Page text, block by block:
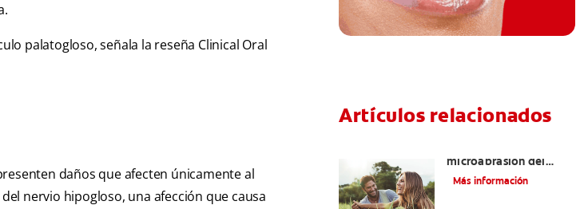
palatogloso, señala la reseña Clinical Oral
daños que afecten únicamente al
nervio hipogloso, una afección que causa
Artículos relacionados
microabrasión del
esmalte?
Más información